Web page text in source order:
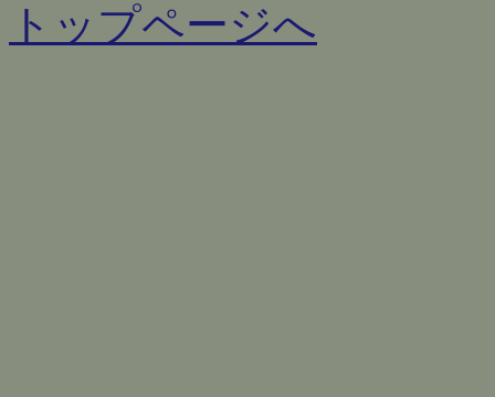
トップページへ